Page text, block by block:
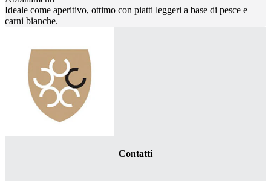
Ideale come aperitivo, ottimo con piatti leggeri a base di pesce e
carni bianche.
Contatti